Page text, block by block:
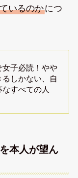
いるのかにつ
女子必読！やや
しかない、自
すべての人
本人が望ん